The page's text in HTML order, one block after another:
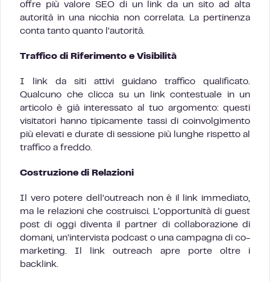
offre più valore SEO di un link da un sito ad alta
autorità in una nicchia non correlata. La pertinenza
conta tanto quanto l’autorità.
Traffico di Riferimento e Visibilità
I link da siti attivi guidano traffico qualificato.
Qualcuno che clicca su un link contestuale in un
articolo è già interessato al tuo argomento: questi
visitatori hanno tipicamente tassi di coinvolgimento
più elevati e durate di sessione più lunghe rispetto al
traffico a freddo.
Costruzione di Relazioni
Il vero potere dell’outreach non è il link immediato,
ma le relazioni che costruisci. L’opportunità di guest
post di oggi diventa il partner di collaborazione di
domani, un’intervista podcast o una campagna di co-
marketing. Il link outreach apre porte oltre i
backlink.